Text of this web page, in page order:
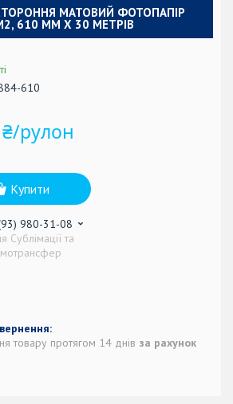
МАТОВИЙ ФОТОПАПІР
610 ММ X 30 МЕТРІВ
610
рулон
Купити
980-31-08
Сублімації та
товару протягом 14 днів за рахунок